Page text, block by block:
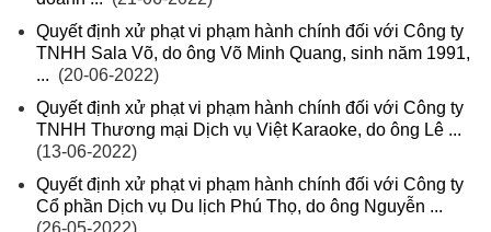
Quyết định xử phạt vi phạm hành chính đối với Công ty
TNHH Sala Võ, do ông Võ Minh Quang, sinh năm 1991,
... (20-06-2022)
Quyết định xử phạt vi phạm hành chính đối với Công ty
TNHH Thương mại Dịch vụ Việt Karaoke, do ông Lê ...
(13-06-2022)
Quyết định xử phạt vi phạm hành chính đối với Công ty
Cổ phần Dịch vụ Du lịch Phú Thọ, do ông Nguyễn ...
(26-05-2022)